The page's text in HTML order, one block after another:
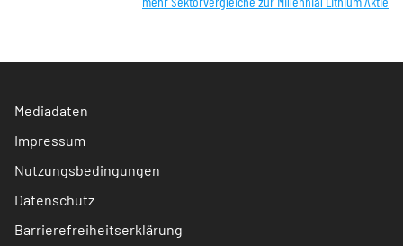
Mediadaten
Impressum
Nutzungsbedingungen
Datenschutz
Barrierefreiheitserklärung